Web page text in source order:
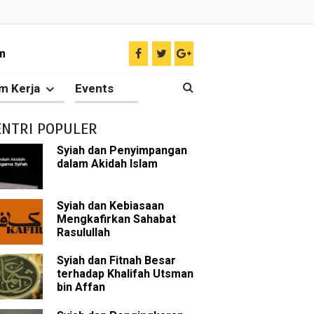
Umat Islam
Keliru
tentang Ahlul Bait
oleh Islam
Kerja Events
POPULER
Syiah dan Penyimpangan
dalam Akidah Islam
Syiah dan Kebiasaan
Mengkafirkan Sahabat
Rasulullah
Syiah dan Fitnah Besar
terhadap Khalifah Utsman
bin Affan